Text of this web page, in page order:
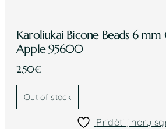
Karoliukai Bicone Beads 6
Apple 95600
2.50€
Out of stock
Pridėti į norų